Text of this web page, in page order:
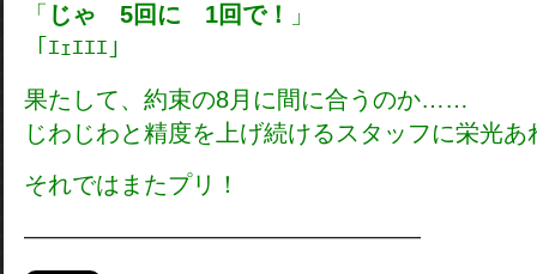
「 じゃ 5回に 1回で！
」
「ｴｪｴｴｴ」
果たして、約束の8月に間に合うのか……
じわじわと精度を上げ続けるスタッフに栄光あ
それではまたプリ！
————————————————–